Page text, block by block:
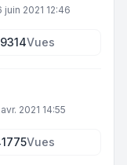
juin 2021 12:46
Vues
2021 14:55
Vues